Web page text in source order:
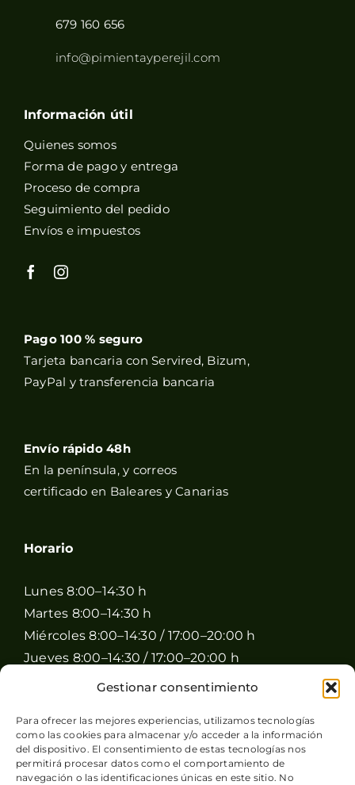
Gestionar consentimiento
Para ofrecer las mejores experiencias, utilizamos tecnologías
como las cookies para almacenar y/o acceder a la información
del dispositivo. El consentimiento de estas tecnologías nos
permitirá procesar datos como el comportamiento de
navegación o las identificaciones únicas en este sitio. No
679 160 656
info@pimientayperejil.com
Información útil
Quienes somos
Forma de pago y entrega
Proceso de compra
Seguimiento del pedido
Envíos e impuestos
Pago 100 % seguro
Tarjeta bancaria con Servired, Bizum,
PayPal y transferencia bancaria
Envío rápido 48h
En la península, y correos
certificado en Baleares y Canarias
Horario
Lunes 8:00–14:30 h
Martes 8:00–14:30 h
Miércoles 8:00–14:30 / 17:00–20:00 h
Jueves 8:00–14:30 / 17:00–20:00 h
Viernes 8:00–14:30 / 17:00–20:00 h
Domingo Cerrado